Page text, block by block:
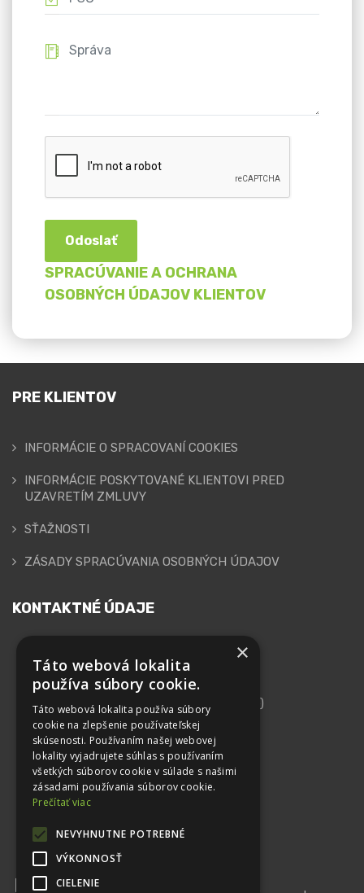
Odoslať
SPRACÚVANIE A OCHRANA
OSOBNÝCH ÚDAJOV KLIENTOV
PRE KLIENTOV
INFORMÁCIE O SPRACOVANÍ COOKIES
INFORMÁCIE POSKYTOVANÉ KLIENTOVI PRED
UZAVRETÍM ZMLUVY
SŤAŽNOSTI
ZÁSADY SPRACÚVANIA OSOBNÝCH ÚDAJOV
KONTAKTNÉ ÚDAJE
Adresa
Kutlíkova 17 (Technopol, 10. Poschodie)
852 50 Bratislava
IČO: 44 102 879
DIČ: 2022615562
IČ DPH: SK2022615562
Telefón
+421 948 413 530
Email
×
Táto webová lokalita
používa súbory cookie.
Táto webová lokalita používa súbory
cookie na zlepšenie používateľskej
skúsenosti. Používaním našej webovej
lokality vyjadrujete súhlas s používaním
všetkých súborov cookie v súlade s našimi
zásadami používania súborov cookie.
Prečítať viac
NEVYHNUTNE POTREBNÉ
VÝKONNOSŤ
CIELENIE